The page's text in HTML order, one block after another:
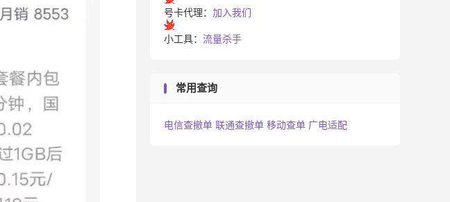
号卡代理： 加入我们
小工具： 流量杀手
常用查询
电信查撤单 联通查撤单 移动查单 广电适配